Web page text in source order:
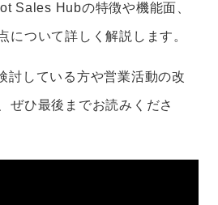
Sales Hubの特徴や機能面、
について詳しく解説します。
討している方や営業活動の改
ぜひ最後までお読みくださ